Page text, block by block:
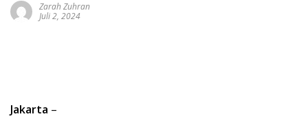
Zarah Zuhran
Juli 2, 2024
Jakarta –